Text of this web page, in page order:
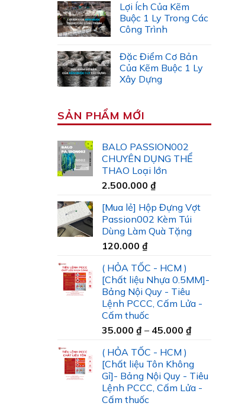
Lợi Ích Của Kẽm
Buộc 1 Ly Trong Các
Công Trình
Đặc Điểm Cơ Bản
Của Kẽm Buộc 1 Ly
Xây Dựng
SẢN PHẨM MỚI
BALO PASSION002
CHUYÊN DỤNG THỂ
THAO Loại lớn
2.500.000 ₫
[Mua lẻ] Hộp Đựng Vợt
Passion002 Kèm Túi
Dùng Làm Quà Tặng
120.000 ₫
( HỎA TỐC - HCM )
[Chất liệu Nhựa 0.5MM]-
Bảng Nội Quy - Tiêu
Lệnh PCCC, Cấm Lửa -
Cấm thuốc
35.000 ₫ – 45.000 ₫Khoảng
35.000 ₫
đến
45.000 ₫
( HỎA TỐC - HCM )
[Chất liệu Tôn Không
Gỉ]- Bảng Nội Quy - Tiêu
Lệnh PCCC, Cấm Lửa -
Cấm thuốc